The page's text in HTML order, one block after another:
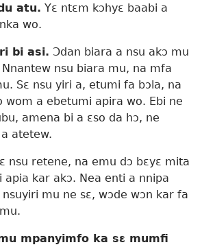
atu. Yɛ ntɛm kɔhyɛ baabi a
wo.
bi asi. Ɔdan biara a nsu akɔ mu
nsu biara mu, na mfa
Sɛ nsu yiri a, etumi fa bɔla, na
wom a ebetumi apira wo. Ebi ne
amena bi a ɛso da hɔ, ne
atetew.
nsu retene, na emu dɔ bɛyɛ mita
apia kar akɔ. Nea enti a nnipa
mu ne sɛ, wɔde wɔn kar fa
mpanyimfo ka sɛ mumfi